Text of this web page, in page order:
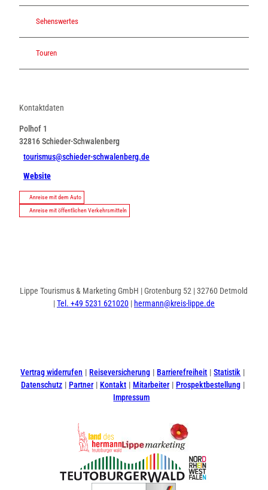
Sehenswertes
Touren
Kontaktdaten
Polhof 1
32816Schieder-Schwalenberg
tourismus@schieder-schwalenberg.de
Website
Anreise mit dem Auto
Anreise mit öffentlichen Verkehrsmitteln
Lippe Tourismus & Marketing GmbH | Grotenburg 52 | 32760 Detmold
|Tel. +49 5231 621020| hermann@kreis-lippe.de
t
a
g
e
b
o
Vertrag widerrufen Reiseversicherung Barrierefreiheit
Statistik
Datenschutz
Partner Kontakt Mitarbeiter
Prospektbestellung
Impressum